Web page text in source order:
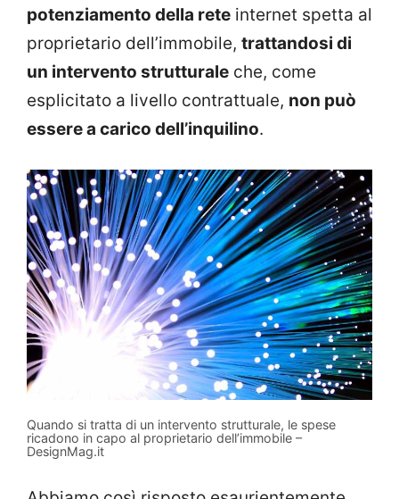
potenziamento della rete internet spetta al
proprietario dell’immobile, trattandosi di
un intervento strutturale che, come
esplicitato a livello contrattuale, non può
essere a carico dell’inquilino.
Quando si tratta di un intervento strutturale, le spese
ricadono in capo al proprietario dell’immobile –
DesignMag.it